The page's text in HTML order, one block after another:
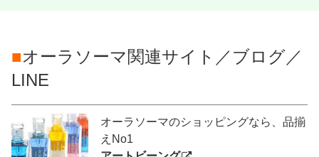
■オーラソーマ関連サイト／ブログ／
LINE
オーラソーマのショッピングなら、品揃
えNo1